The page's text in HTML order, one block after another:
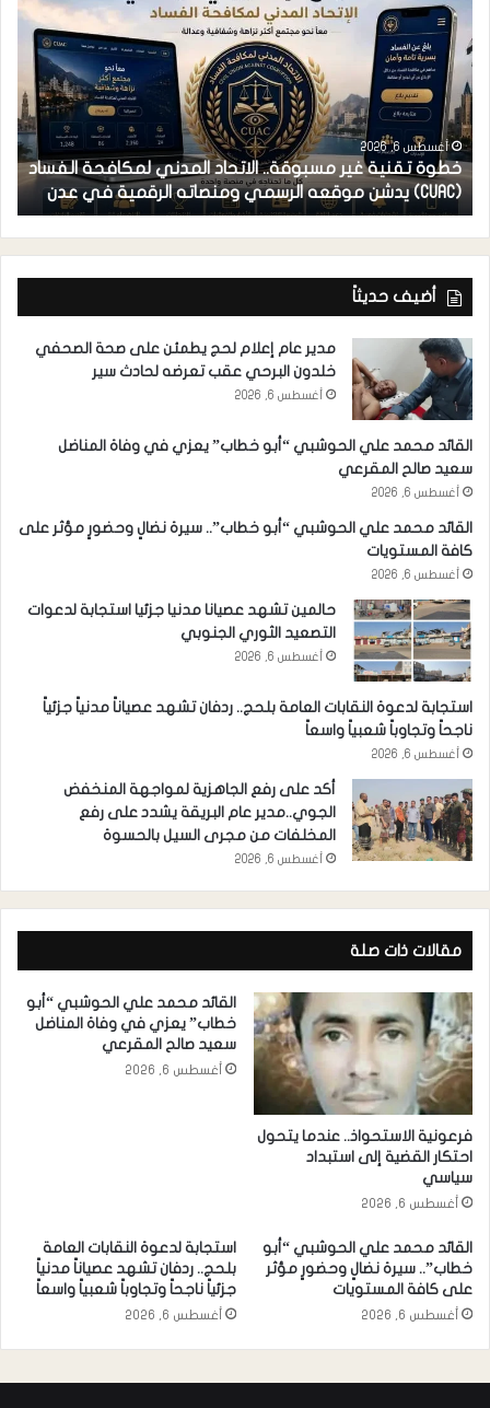
أغسطس 6, 2026
خطوة تقنية غير مسبوقة.. الاتحاد المدني لمكافحة الفساد
(CUAC) يدشن موقعه الرسمي ومنصاته الرقمية في عدن
أضيف حديثاً
مدير عام إعلام لحج يطمئن على صحة الصحفي
خلدون البرحي عقب تعرضه لحادث سير
أغسطس 6, 2026
القائد محمد علي الحوشبي “أبو خطاب” يعزي في وفاة المناضل
سعيد صالح المقرعي
أغسطس 6, 2026
القائد محمد علي الحوشبي “أبو خطاب”.. سيرة نضالٍ وحضورٍ مؤثر على
كافة المستويات
أغسطس 6, 2026
حالمين تشهد عصيانا مدنيا جزئيا استجابة لدعوات
التصعيد الثوري الجنوبي
أغسطس 6, 2026
استجابة لدعوة النقابات العامة بلحج.. ردفان تشهد عصياناً مدنياً جزئياً
ناجحاً وتجاوباً شعبياً واسعاً
أغسطس 6, 2026
أكد على رفع الجاهزية لمواجهة المنخفض
الجوي..مدير عام البريقة يشدد على رفع
المخلفات من مجرى السيل بالحسوة
أغسطس 6, 2026
مقالات ذات صلة
فرعونية الاستحواذ.. عندما يتحول
احتكار القضية إلى استبداد
سياسي
أغسطس 6, 2026
القائد محمد علي الحوشبي “أبو
خطاب” يعزي في وفاة المناضل
سعيد صالح المقرعي
أغسطس 6, 2026
القائد محمد علي الحوشبي “أبو
خطاب”.. سيرة نضالٍ وحضورٍ مؤثر
على كافة المستويات
أغسطس 6, 2026
استجابة لدعوة النقابات العامة
بلحج.. ردفان تشهد عصياناً مدنياً
جزئياً ناجحاً وتجاوباً شعبياً واسعاً
أغسطس 6, 2026